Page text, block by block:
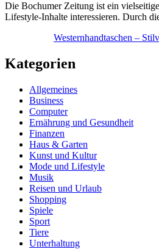
Die Bochumer Zeitung ist ein
Lifestyle-Inhalte interessieren. Durch
Westernhandtaschen –
Kategorien
Allgemeines
Business
Computer
Ernährung und Gesundheit
Finanzen
Haus & Garten
Kunst und Kultur
Mode und Lifestyle
Musik
Reisen und Urlaub
Shopping
Spiele
Sport
Tiere
Unterhaltung